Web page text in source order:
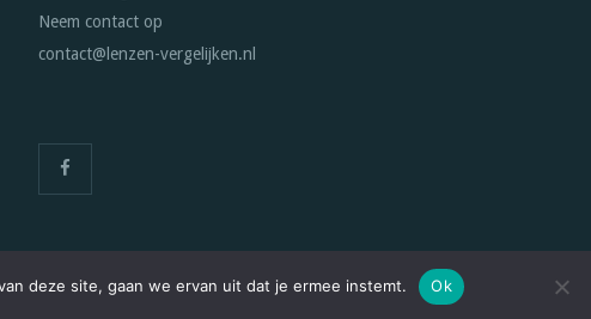
Neem contact op
contact@lenzen-vergelijken.nl
deze site, gaan we ervan uit dat je ermee instemt. Ok